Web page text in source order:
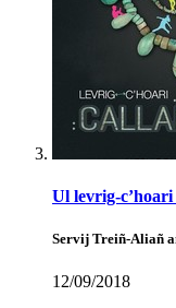
Ul levrig-
Servij Treiñ-Aliañ
12/09/2018